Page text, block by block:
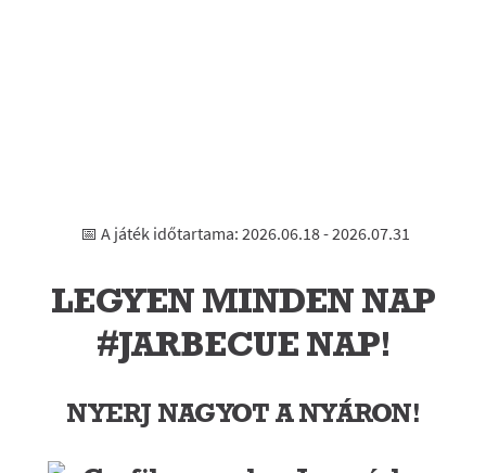
📅 A játék időtartama: 2026.06.18 - 2026.07.31
LEGYEN MINDEN NAP
#JARBECUE NAP!
NYERJ NAGYOT A NYÁRON!